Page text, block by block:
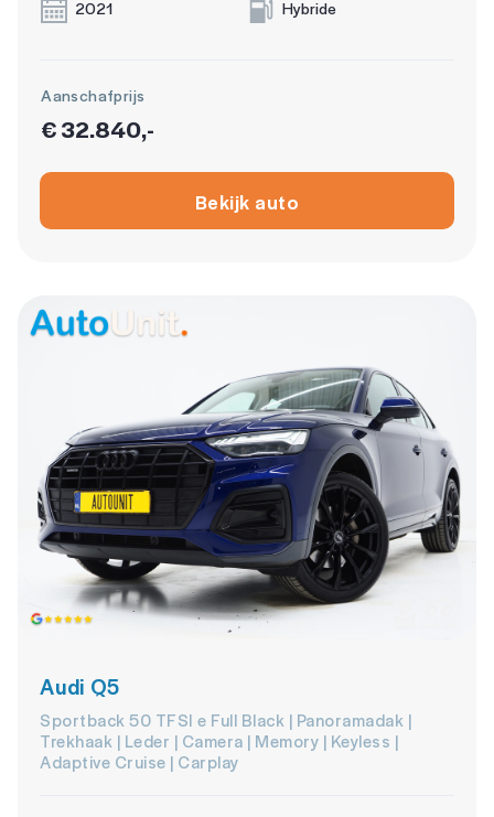
2021 Hybride
Aanschafprijs
€ 32.840,-
Bekijk auto
Audi Q5
Sportback 50 TFSI e Full Black | Panoramadak |
Trekhaak | Leder | Camera | Memory | Keyless |
Adaptive Cruise | Carplay